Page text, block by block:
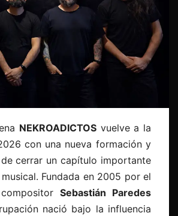
NEKROADICTOS vuelve a la
con una nueva formación y
cerrar un capítulo importante
Fundada en 2005 por el
Sebastián Paredes
nació bajo la influencia